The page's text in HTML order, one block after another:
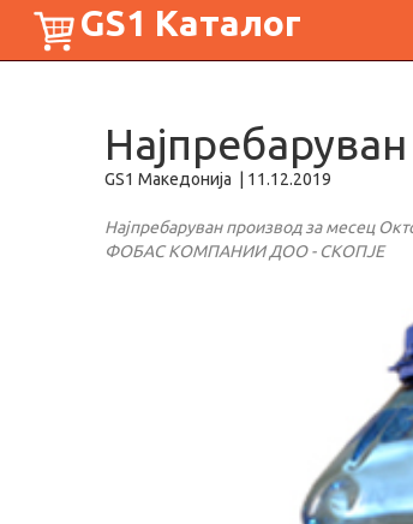
GS1 Каталог
GS1 Македонија 11.12.2019
Најпребаруван производ за месец
ФОБАС КОМПАНИИ ДОО - СКОПЈЕ